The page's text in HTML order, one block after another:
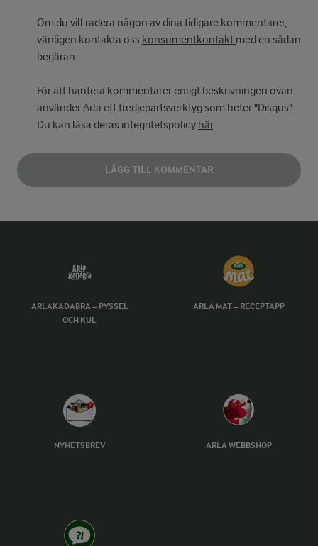
Om du vill radera någon av dina tidigare kommentarer,
vänligen kontakta oss konsumentkontakt med en sådan
begäran.
För att hantera kommentarer enligt beskrivningen ovan
använder Arla ett tredjepartsverktyg som heter "Disqus".
Du kan läsa deras integritetspolicy här.
LÄGG TILL KOMMENTAR
ARLAKADABRA – PYSSEL
OCH KUL
ARLA MAT – RECEPTAPP
NYHETSBREV ARLA WEBBSHOP